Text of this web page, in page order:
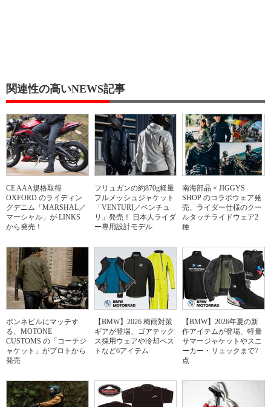
関連性の高いNEWS記事
CE AAA規格取得
OXFORD のライディン
グデニム「MARSHAL／
マーシャル」が LINKS
から発売！
フリュガンの約870g軽量
フルメッシュジャケット
「VENTURI／ベンチュ
リ」発売！ 日本人ライダ
ー専用設計モデル
南海部品 × JIGGYS
SHOP のコラボウェア発
売、ライダー仕様のクー
ルタッチライドウェア2
種
ボンネビルにマッチす
る、MOTONE
CUSTOMS の「コーチジ
ャケット」がプロトから
発売
【BMW】2026 梅雨対策
ギアが登場、ゴアテック
ス採用ウェアや冷却ベス
トなど6アイテム
【BMW】2026年夏の新
作アイテムが登場、軽量
サマージャケットやスニ
ーカー・リュックまで7
点